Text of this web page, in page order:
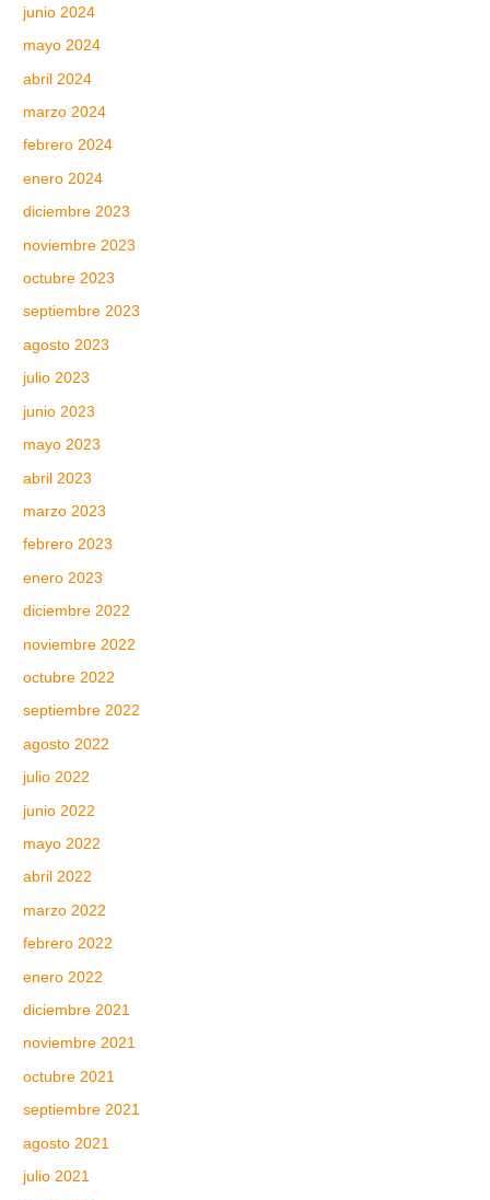
junio 2024
mayo 2024
abril 2024
marzo 2024
febrero 2024
enero 2024
diciembre 2023
noviembre 2023
octubre 2023
septiembre 2023
agosto 2023
julio 2023
junio 2023
mayo 2023
abril 2023
marzo 2023
febrero 2023
enero 2023
diciembre 2022
noviembre 2022
octubre 2022
septiembre 2022
agosto 2022
julio 2022
junio 2022
mayo 2022
abril 2022
marzo 2022
febrero 2022
enero 2022
diciembre 2021
noviembre 2021
octubre 2021
septiembre 2021
agosto 2021
julio 2021